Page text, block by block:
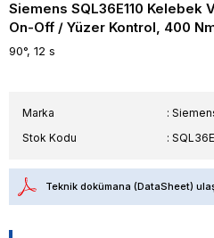
Siemens SQL36E110 Kelebek
On-Off / Yüzer Kontrol, 400
90°, 12 s
Marka :
Stok Kodu
Teknik dokümana (DataSheet)